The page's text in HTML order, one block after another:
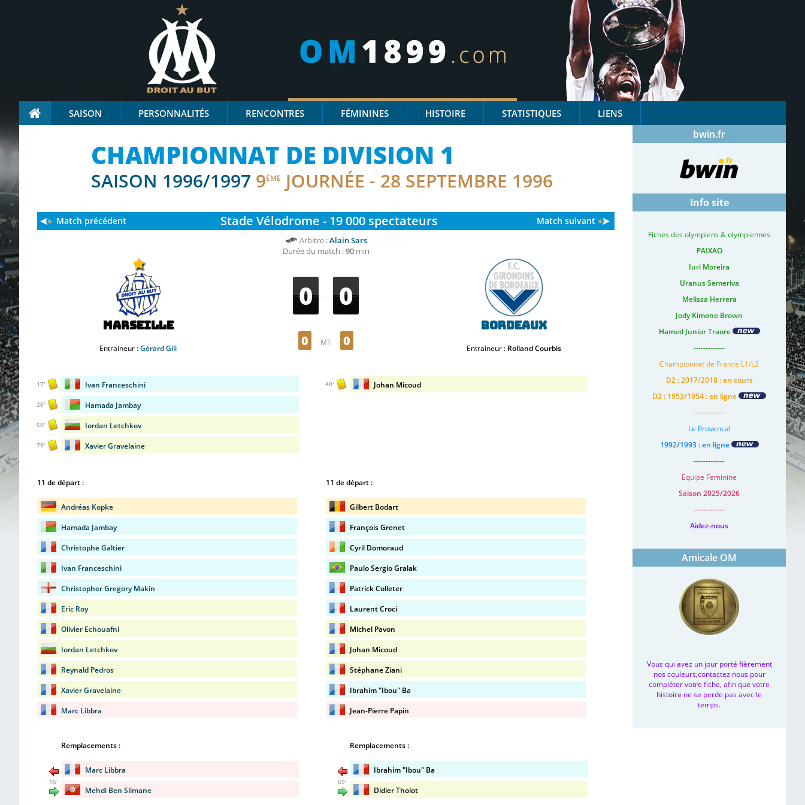
SAISON PERSONNALITÉS RENCONTRES FÉMININES HISTOIRE STATISTIQUES LIENS
CHAMPIONNAT DE DIVISION 1
SAISON 1996/1997 9ÈME JOURNÉE - 28 SEPTEMBRE 1996
Stade Vélodrome - 19 000 spectateurs
Match précédent Match suivant
Arbitre :Alain Sars
Durée du match :90min
Marseille
Entraineur :Gérard Gili
0 - 0
0 MT 0
Bordeaux
Entraineur : Rolland Courbis
Ivan Franceschini
17'
Hamada Jambay
26'
Iordan Letchkov
50'
Xavier Gravelaine
79'
Johan Micoud
40'
11 de départ :
Andréas Kopke
Hamada Jambay
Christophe Galtier
Ivan Franceschini
Christopher Gregory Makin
Eric Roy
Olivier Echouafni
Iordan Letchkov
Reynald Pedros
Xavier Gravelaine
Marc Libbra
11 de départ :
Gilbert Bodart
François Grenet
Cyril Domoraud
Paulo Sergio Gralak
Patrick Colleter
Laurent Croci
Michel Pavon
Johan Micoud
Stéphane Ziani
Ibrahim "Ibou" Ba
Jean-Pierre Papin
Remplacements :
Marc Libbra
15'
Mehdi Ben Slimane
Remplacements :
Ibrahim "Ibou" Ba
69'
Didier Tholot
bwin.fr
Info site
Fiches des olympiens & olympiennes
PAIXAO
Iuri Moreira
Uranus Semeriva
Melissa Herrera
Jody Kimone Brown
Hamed Junior Traore
-------------
Championnat de France L1/L2
D2 : 2017/2018 : en cours
D2 : 1953/1954 : en ligne
-------------
Le Provencal
1992/1993 : en ligne
-------------
Equipe Feminine
Saison 2025/2026
-------------
Aidez-nous
Amicale OM
Vous qui avez un jour porté fièrement
nos couleurs,contactez nous pour
compléter votre fiche, afin que votre
histoire ne se perde pas avec le
temps.